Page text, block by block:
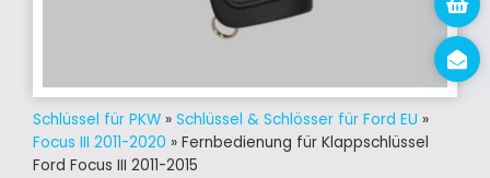
Schlüssel für PKW » Schlüssel & Schlösser für Ford EU »
Focus III 2011-2020 » Fernbedienung für Klappschlüssel
Ford Focus III 2011-2015